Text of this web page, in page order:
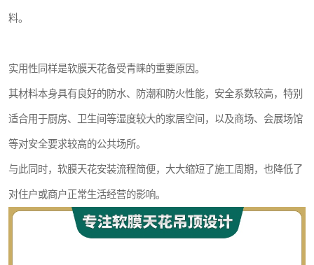
料。
实用性同样是软膜天花备受青睐的重要原因。
其材料本身具有良好的防水、防潮和防火性能，安全系数较高，特别
适合用于厨房、卫生间等湿度较大的家居空间，以及商场、会展场馆
等对安全要求较高的公共场所。
与此同时，软膜天花安装流程简便，大大缩短了施工周期，也降低了
对住户或商户正常生活经营的影响。